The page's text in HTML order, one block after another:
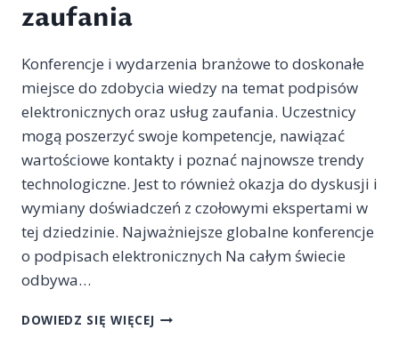
zaufania
Konferencje i wydarzenia branżowe to doskonałe
miejsce do zdobycia wiedzy na temat podpisów
elektronicznych oraz usług zaufania. Uczestnicy
mogą poszerzyć swoje kompetencje, nawiązać
wartościowe kontakty i poznać najnowsze trendy
technologiczne. Jest to również okazja do dyskusji i
wymiany doświadczeń z czołowymi ekspertami w
tej dziedzinie. Najważniejsze globalne konferencje
o podpisach elektronicznych Na całym świecie
odbywa…
DOWIEDZ SIĘ WIĘCEJ KONFERENCJE